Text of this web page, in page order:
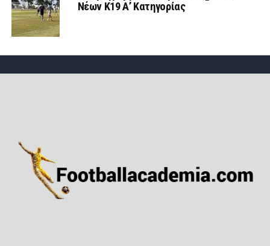
Νέων Κ19 Α’ Κατηγορίας